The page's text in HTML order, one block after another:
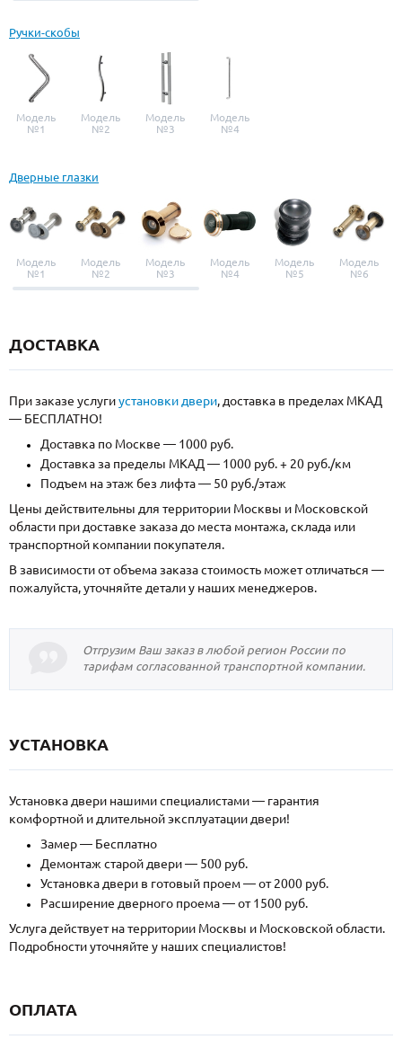
Ручки-скобы
Модель
№1
Модель
№2
Модель
№3
Модель
№4
Дверные глазки
Модель
№1
Модель
№2
Модель
№3
Модель
№4
Модель
№5
Модель
№6
ДОСТАВКА
При заказе услугиустановки двери, доставка в пределах МКАД
— БЕСПЛАТНО!
Доставка по Москве — 1000 руб.
Доставка за пределы МКАД — 1000 руб. + 20 руб./км
Подъем на этаж без лифта — 50 руб./этаж
Цены действительны для территории Москвы и Московской
области при доставке заказа до места монтажа, склада или
транспортной компании покупателя.
В зависимости от объема заказа стоимость может отличаться —
пожалуйста, уточняйте детали у наших менеджеров.
Отгрузим Ваш заказ в любой регион России по
тарифам согласованной транспортной компании.
УСТАНОВКА
Установка двери нашими специалистами — гарантия
комфортной и длительной эксплуатации двери!
Замер — Бесплатно
Демонтаж старой двери — 500 руб.
Установка двери в готовый проем — от 2000 руб.
Расширение дверного проема — от 1500 руб.
Услуга действует на территории Москвы и Московской области.
Подробности уточняйте у наших специалистов!
ОПЛАТА